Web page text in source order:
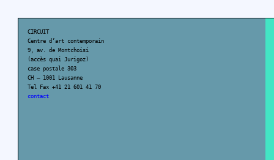
CIRCUIT
Centre d’art contemporain
9, av. de Montchoisi
(accès quai Jurigoz)
case postale 303
CH – 1001 Lausanne
Tel Fax +41 21 601 41 70
contact